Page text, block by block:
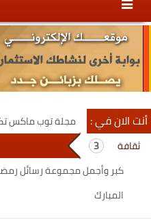
content
secondary
content
أنت الان في : مجلة توب ماكس
ثقافة
كبر وأجمل مجموعة رسائل
المبارك